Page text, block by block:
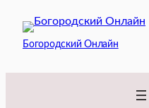
содержимому
Богородский Онлайн